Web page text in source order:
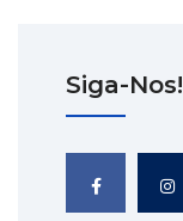
Siga-Nos!